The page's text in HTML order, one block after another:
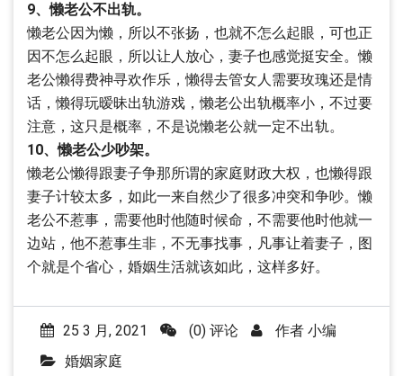
9、懒老公不出轨。
懒老公因为懒，所以不张扬，也就不怎么起眼，可也正
因不怎么起眼，所以让人放心，妻子也感觉挺安全。懒
老公懒得费神寻欢作乐，懒得去管女人需要玫瑰还是情
话，懒得玩暧昧出轨游戏，懒老公出轨概率小，不过要
注意，这只是概率，不是说懒老公就一定不出轨。
10、懒老公少吵架。
懒老公懒得跟妻子争那所谓的家庭财政大权，也懒得跟
妻子计较太多，如此一来自然少了很多冲突和争吵。懒
老公不惹事，需要他时他随时候命，不需要他时他就一
边站，他不惹事生非，不无事找事，凡事让着妻子，图
个就是个省心，婚姻生活就该如此，这样多好。
25 3 月, 2021 (0) 评论 作者 小编
婚姻家庭